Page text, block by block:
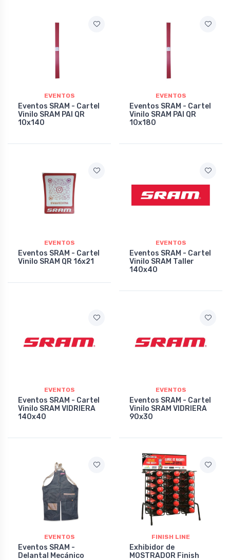
EVENTOS
Eventos SRAM - Cartel
Vinilo SRAM PAI QR
10x140
EVENTOS
Eventos SRAM - Cartel
Vinilo SRAM PAI QR
10x180
EVENTOS
Eventos SRAM - Cartel
Vinilo SRAM QR 16x21
EVENTOS
Eventos SRAM - Cartel
Vinilo SRAM Taller
140x40
EVENTOS
Eventos SRAM - Cartel
Vinilo SRAM VIDRIERA
140x40
EVENTOS
Eventos SRAM - Cartel
Vinilo SRAM VIDRIERA
90x30
EVENTOS
Eventos SRAM -
Delantal Mecánico
FINISH LINE
Exhibidor de
MOSTRADOR Finish